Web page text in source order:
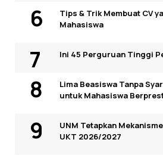
Tips & Trik Membuat CV
Mahasiswa
Ini 45 Perguruan Tinggi
Lima Beasiswa Tanpa
untuk Mahasiswa
UNM Tetapkan
UKT 2026/2027